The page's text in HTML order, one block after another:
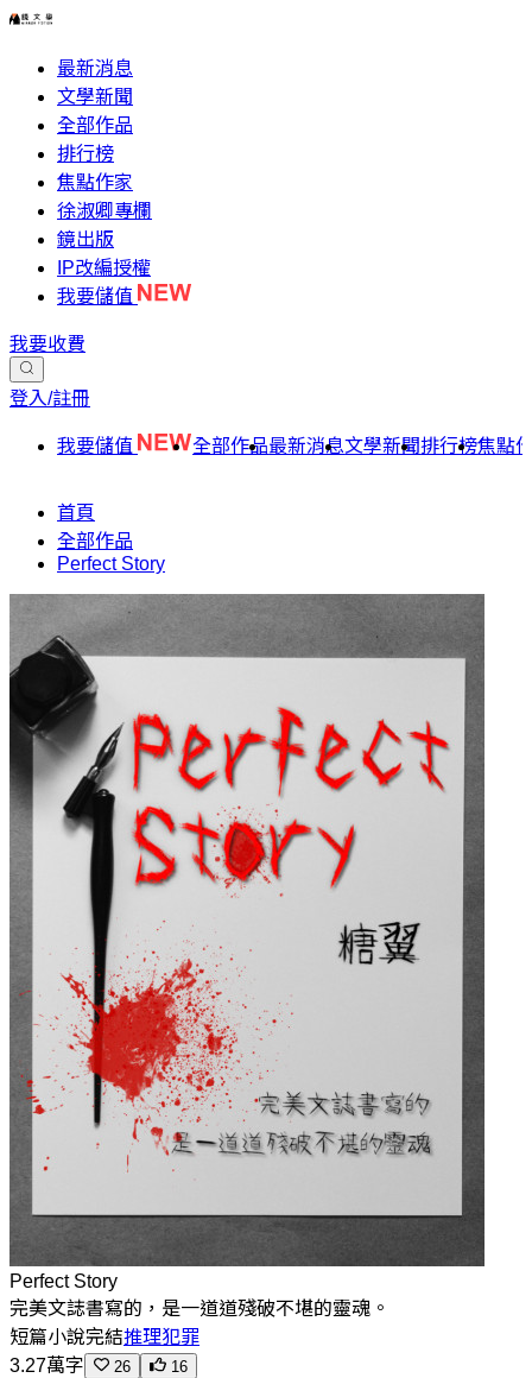
最新消息
文學新聞
全部作品
排行榜
焦點作家
徐淑卿專欄
鏡出版
IP改編授權
我要儲值
我要收費
登入/註冊
我要儲值 全部作品最新消息文學新聞排行榜焦點
首頁
全部作品
Perfect Story
Perfect Story
完美文誌書寫的，是一道道殘破不堪的靈魂。
短篇小說完結推理犯罪
3.27萬字
26 16